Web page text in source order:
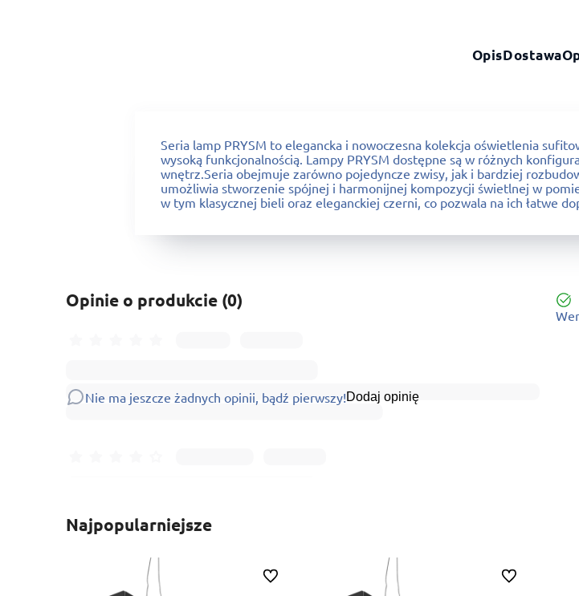
OpisDostawa
Seria lamp PRYSM to elegancka i nowoczesna kolekcja oświetlenia
wysoką funkcjonalnością. Lampy PRYSM dostępne są w różnych
wnętrz.Seria obejmuje zarówno pojedyncze zwisy, jak i bardziej
umożliwia stworzenie spójnej i harmonijnej kompozycji świetlnej w
w tym klasycznej bieli oraz eleganckiej czerni, co pozwala na ich łatwe
Opinie o produkcie (0)
Nie ma jeszcze żadnych opinii, bądź pierwszy!Dodaj opinię
Najpopularniejsze
Do ulubionych Do ulubionych